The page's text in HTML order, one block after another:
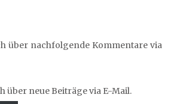
über nachfolgende Kommentare via
über neue Beiträge via E-Mail.